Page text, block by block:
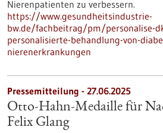
Nierenpatienten zu verbessern.
https://www.gesundheitsindustrie-
bw.de/fachbeitrag/pm/personalise-
personalisierte-behandlung-von-
nierenerkrankungen
Pressemitteilung - 27.06.2025
Otto-Hahn-Medaille für
Felix Glang